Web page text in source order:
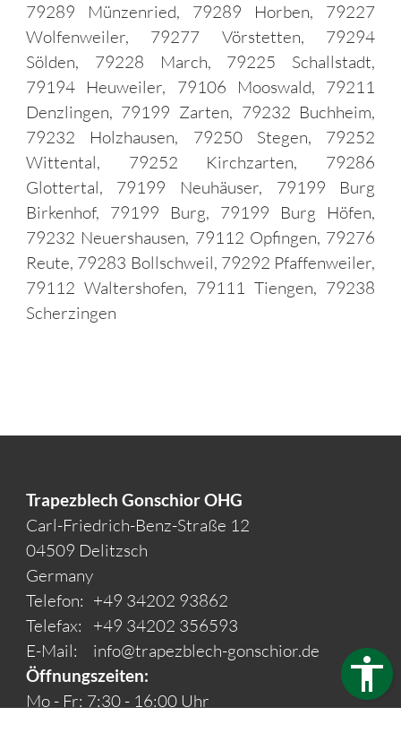
79289 Münzenried, 79289 Horben, 79227
Wolfenweiler, 79277 Vörstetten, 79294
Sölden, 79228 March, 79225 Schallstadt,
79194 Heuweiler, 79106 Mooswald, 79211
Denzlingen, 79199 Zarten, 79232 Buchheim,
79232 Holzhausen, 79250 Stegen, 79252
Wittental, 79252 Kirchzarten, 79286
Glottertal, 79199 Neuhäuser, 79199 Burg
Birkenhof, 79199 Burg, 79199 Burg Höfen,
79232 Neuershausen, 79112 Opfingen, 79276
Reute, 79283 Bollschweil, 79292 Pfaffenweiler,
79112 Waltershofen, 79111 Tiengen, 79238
Scherzingen
Trapezblech Gonschior OHG
Carl-Friedrich-Benz-Straße 12
04509 Delitzsch
Germany
Telefon: +49 34202 93862
Telefax:
+49 34202 356593
E-Mail:
info@trapezblech-gonschior.de
Öffnungszeiten:
Mo - Fr: 7:30 - 16:00 Uhr